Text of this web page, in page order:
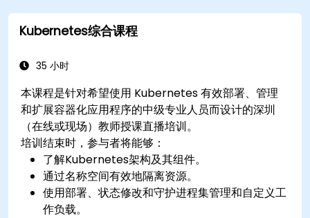
Kubernetes综合课程
35 小时
本课程是针对希望使用 Kubernetes 有效部署、管理
和扩展容器化应用程序的中级专业人员而设计的深圳
（在线或现场）教师授课直播培训。
培训结束时，参与者将能够：
了解Kubernetes架构及其组件。
通过名称空间有效地隔离资源。
使用部署、状态修改和守护进程集管理和自定义工
作负载。